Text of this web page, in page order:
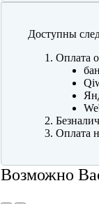
Доступны
Оплата
Оплата
Возможно